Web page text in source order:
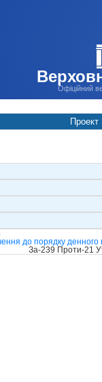
Офіційний
Проект
до порядку денного
За-239 Проти-21